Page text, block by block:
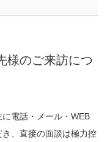
様のご来訪につ
電話・メール・WEB
、直接の面談は極力控